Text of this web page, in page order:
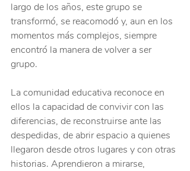
largo de los años, este grupo se
transformó, se reacomodó y, aun en los
momentos más complejos, siempre
encontró la manera de volver a ser
grupo.
La comunidad educativa reconoce en
ellos la capacidad de convivir con las
diferencias, de reconstruirse ante las
despedidas, de abrir espacio a quienes
llegaron desde otros lugares y con otras
historias. Aprendieron a mirarse,